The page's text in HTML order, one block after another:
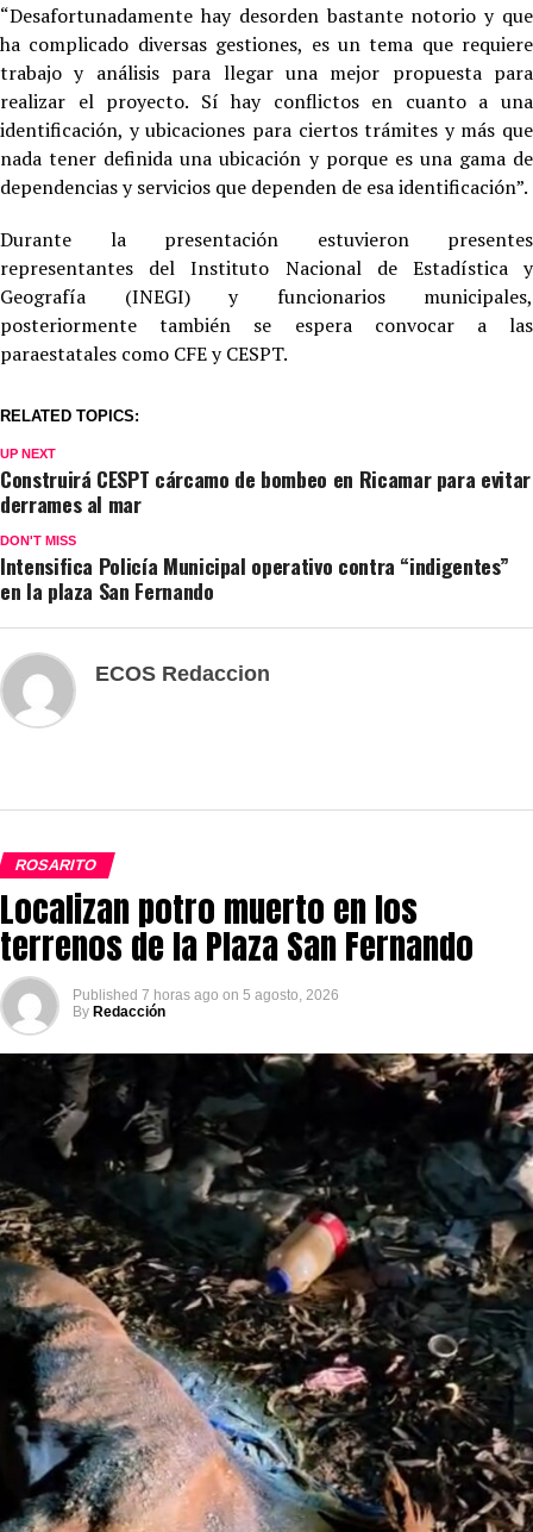
“Desafortunadamente hay desorden bastante notorio y que
ha complicado diversas gestiones, es un tema que requiere
trabajo y análisis para llegar una mejor propuesta para
realizar el proyecto. Sí hay conflictos en cuanto a una
identificación, y ubicaciones para ciertos trámites y más que
nada tener definida una ubicación y porque es una gama de
dependencias y servicios que dependen de esa identificación”.
Durante la presentación estuvieron presentes
representantes del Instituto Nacional de Estadística y
Geografía (INEGI) y funcionarios municipales,
posteriormente también se espera convocar a las
paraestatales como CFE y CESPT.
RELATED TOPICS:
UP NEXT
Construirá CESPT cárcamo de bombeo en Ricamar para evitar
derrames al mar
DON'T MISS
Intensifica Policía Municipal operativo contra “indigentes”
en la plaza San Fernando
ECOS Redaccion
ROSARITO
Localizan potro muerto en los
terrenos de la Plaza San Fernando
Published 7 horas ago on 5 agosto, 2026
By Redacción